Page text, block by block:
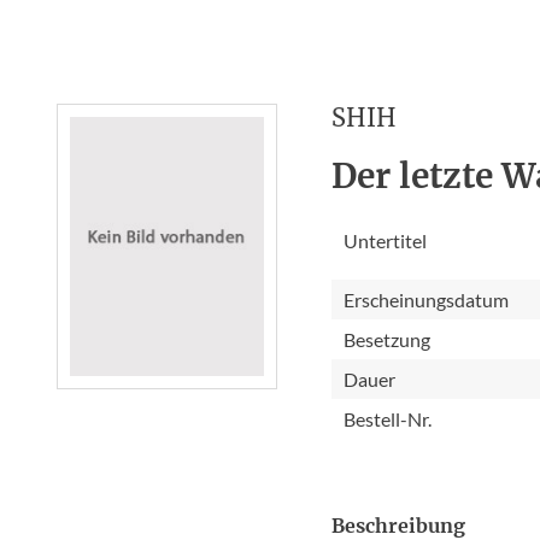
SHIH
Der letzte
Untertitel
Erscheinungsdatum
Besetzung
Dauer
Bestell-Nr.
Beschreibung